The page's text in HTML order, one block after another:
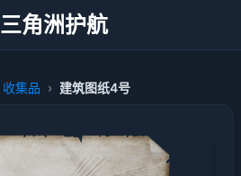
三角洲护航
收集品 建筑图纸4号